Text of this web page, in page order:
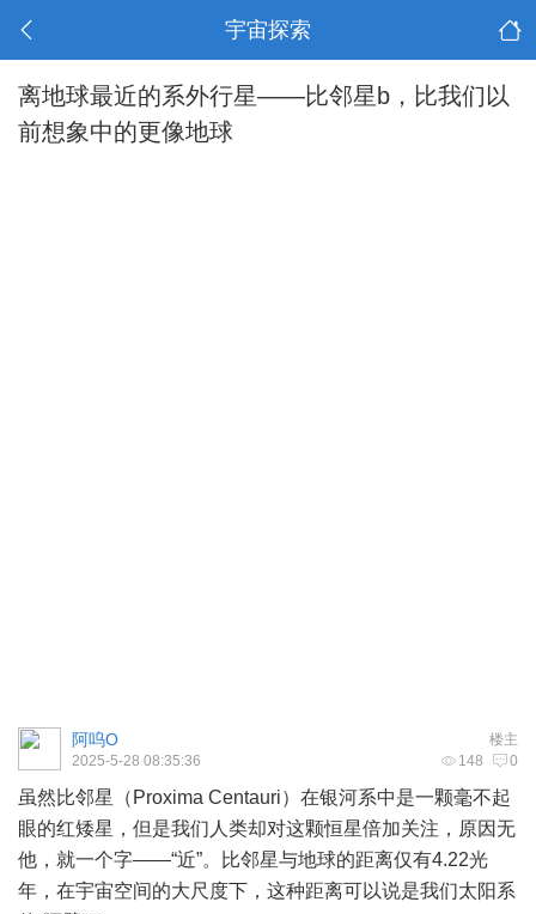
宇宙探索
离地球最近的系外行星——比邻星b，比我们以
前想象中的更像地球
楼主
阿呜O
148 0
2025-5-28 08:35:36
虽然比邻星（Proxima Centauri）在银河系中是一颗毫不起
眼的红矮星，但是我们人类却对这颗恒星倍加关注，原因无
他，就一个字——“近”。比邻星与地球的距离仅有4.22光
年，在宇宙空间的大尺度下，这种距离可以说是我们太阳系